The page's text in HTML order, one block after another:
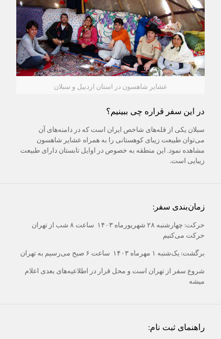
عشایر شاهسون در استان اردبیل و سبلان
در این سفر قراره چی ببینیم؟
سبلان یکی از قله‌های شاخص ایران است که در دامنه‌های آن
می‌توان طبیعت زیبای کوهستانی را به همراه عشایر شاهسون
مشاهده نمود. این منطقه به خصوص در اوایل تابستان دارای طبیعت
زیبایی است.
زمان‌بندی سفر:
حرکت: چهارشنبه ۲۸ شهریورماه ۱۴۰۳ ساعت ۸ شب از تهران
حرکت می‌کنیم
برگشت: یک‌شنبه ۱ مهرماه ۱۴۰۳ ساعت ۶ صبح می‌رسیم به تهران
شروع سفر از تهران است و محل قرار در اطلاعیه‌های بعدی اعلام
میشه
راهنمای ثبت نام: